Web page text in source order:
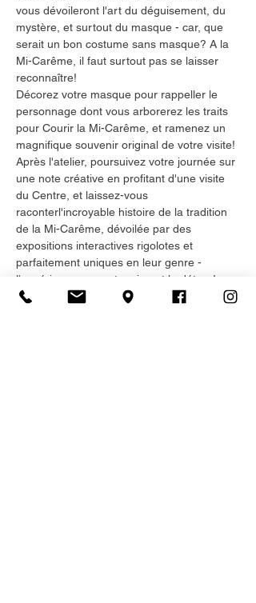
vous dévoileront l'art du déguisement, du
mystère, et surtout du masque - car, que
serait un bon costume sans masque? A la
Mi-Carême, il faut surtout pas se laisser
reconnaître!
Décorez votre masque pour rappeller le
personnage dont vous arborerez les traits
pour Courir la Mi-Carême, et ramenez un
magnifique souvenir original de votre visite!
Après l'atelier, poursuivez votre journée sur
une note créative en profitant d'une visite
du Centre, et laissez-vous
raconterl'incroyable histoire de la tradition
de la Mi-Carême, dévoilée par des
expositions interactives rigolotes et
parfaitement uniques en leur genre -
l'expérience en vaut vraiment le détour!